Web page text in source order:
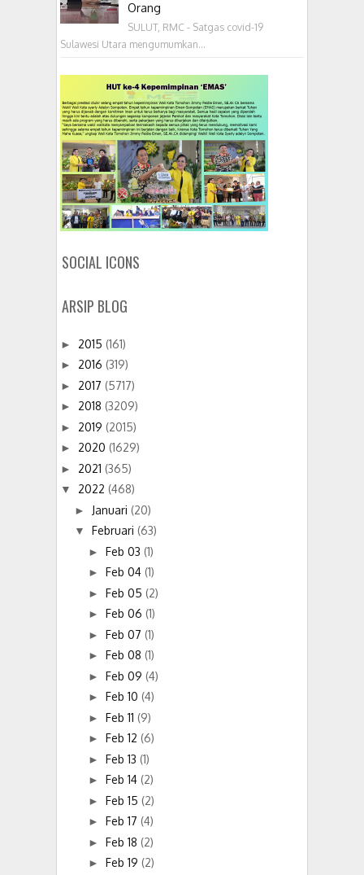
Orang
SULUT, RMC - Satgas covid-19
Sulawesi Utara mengumumkan...
SOCIAL ICONS
ARSIP BLOG
► 2015 (161)
► 2016 (319)
► 2017 (5717)
► 2018 (3209)
► 2019 (2015)
► 2020 (1629)
► 2021 (365)
▼ 2022 (468)
► Januari (20)
▼ Februari (63)
► Feb 03 (1)
► Feb 04 (1)
► Feb 05 (2)
► Feb 06 (1)
► Feb 07 (1)
► Feb 08 (1)
► Feb 09 (4)
► Feb 10 (4)
► Feb 11 (9)
► Feb 12 (6)
► Feb 13 (1)
► Feb 14 (2)
► Feb 15 (2)
► Feb 17 (4)
► Feb 18 (2)
► Feb 19 (2)